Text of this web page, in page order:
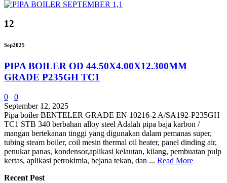
12
Sep2025
PIPA BOILER OD 44.50X4.00X12.300MM
GRADE P235GH TC1
0
0
September 12, 2025
Pipa boiler BENTELER GRADE EN 10216-2 A/SA192-P235GH
TC1 STB 340 berbahan alloy steel Adalah pipa baja karbon /
mangan bertekanan tinggi yang digunakan dalam pemanas super,
tubing steam boiler, coil mesin thermal oil heater, panel dinding air,
penukar panas, kondensor,aplikasi kelautan, kilang, pembuatan pulp
kertas, aplikasi petrokimia, bejana tekan, dan ... Read More
Recent Post